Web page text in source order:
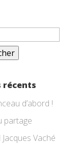
:
récents
d’abord !
partage
Jacques Vaché